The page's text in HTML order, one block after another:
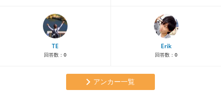
TE
回答数： 0
Erik
回答数： 0
アンカー一覧